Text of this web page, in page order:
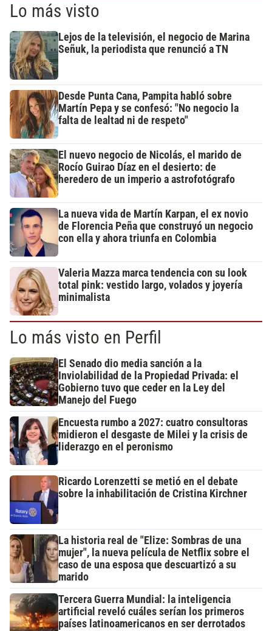
Lo más visto
Lejos de la televisión, el negocio de Marina
Señuk, la periodista que renunció a TN
Desde Punta Cana, Pampita habló sobre
Martín Pepa y se confesó: "No negocio la
falta de lealtad ni de respeto"
El nuevo negocio de Nicolás, el marido de
Rocío Guirao Díaz en el desierto: de
heredero de un imperio a astrofotógrafo
La nueva vida de Martín Karpan, el ex novio
de Florencia Peña que construyó un negocio
con ella y ahora triunfa en Colombia
Valeria Mazza marca tendencia con su look
total pink: vestido largo, volados y joyería
minimalista
Lo más visto en Perfil
El Senado dio media sanción a la
Inviolabilidad de la Propiedad Privada: el
Gobierno tuvo que ceder en la Ley del
Manejo del Fuego
Encuesta rumbo a 2027: cuatro consultoras
midieron el desgaste de Milei y la crisis de
liderazgo en el peronismo
Ricardo Lorenzetti se metió en el debate
sobre la inhabilitación de Cristina Kirchner
La historia real de "Elize: Sombras de una
mujer", la nueva película de Netflix sobre el
caso de una esposa que descuartizó a su
marido
Tercera Guerra Mundial: la inteligencia
artificial reveló cuáles serían los primeros
países latinoamericanos en ser derrotados